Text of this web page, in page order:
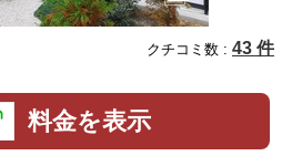
クチコミ数 : 43 件
料金を表示